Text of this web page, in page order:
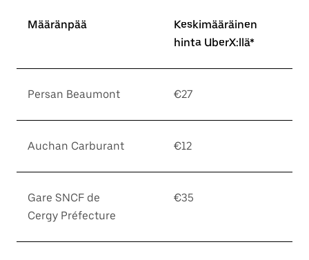
Määränpää
Keskimääräinen
hinta UberX:llä*
Persan Beaumont €27
Auchan Carburant €12
Gare SNCF de
Cergy Préfecture
€35